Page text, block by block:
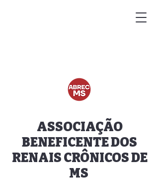
ASSOCIAÇÃO
BENEFICENTE DOS
RENAIS CRÔNICOS DE
MS